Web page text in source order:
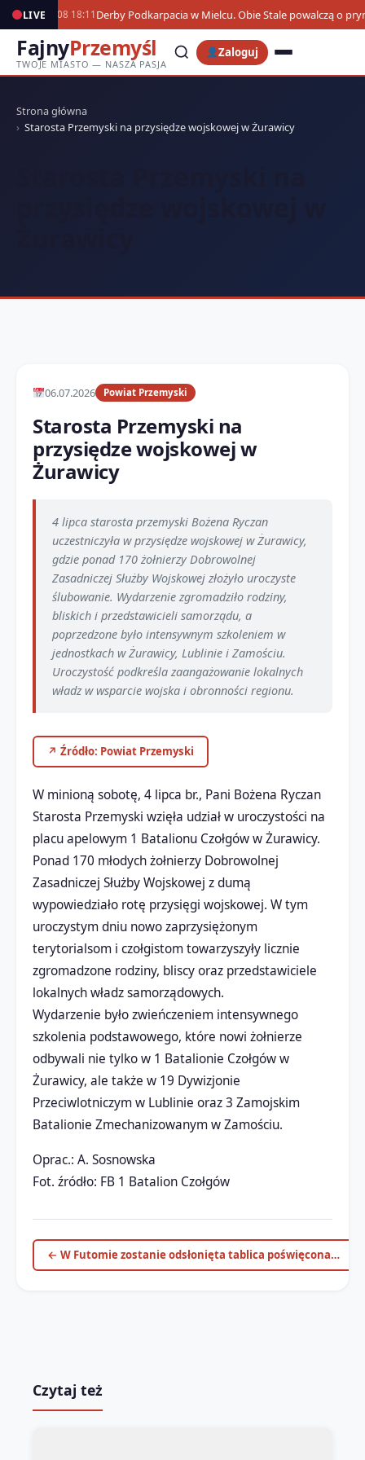
LIVE07.08 18:11 Derby Podkarpacia w Mielcu. Obie Stale powalczą o
FajnyPrzemyśl
TWOJE MIASTO — NASZA PASJA
Zaloguj
Strona główna
Starosta Przemyski na przysiędze wojskowej w Żurawicy
06.07.2026 Powiat Przemyski
Starosta Przemyski na
przysiędze wojskowej w
Żurawicy
4 lipca starosta przemyski Bożena Ryczan
uczestniczyła w przysiędze wojskowej w Żurawicy,
gdzie ponad 170 żołnierzy Dobrowolnej
Zasadniczej Służby Wojskowej złożyło uroczyste
ślubowanie. Wydarzenie zgromadziło rodziny,
bliskich i przedstawicieli samorządu, a
poprzedzone było intensywnym szkoleniem w
jednostkach w Żurawicy, Lublinie i Zamościu.
Uroczystość podkreśla zaangażowanie lokalnych
władz w wsparcie wojska i obronności regionu.
↗ Źródło: Powiat Przemyski
​W minioną sobotę, 4 lipca br., Pani Bożena Ryczan
Starosta Przemyski wzięła udział w uroczystości na
placu apelowym 1 Batalionu Czołgów w Żurawicy.
Ponad 170 młodych żołnierzy Dobrowolnej
Zasadniczej Służby Wojskowej z dumą
wypowiedziało rotę przysięgi wojskowej. W tym
uroczystym dniu nowo zaprzysiężonym
terytorialsom i czołgistom towarzyszyły licznie
zgromadzone rodziny, bliscy oraz przedstawiciele
lokalnych władz samorządowych.
​Wydarzenie było zwieńczeniem intensywnego
szkolenia podstawowego, które nowi żołnierze
odbywali nie tylko w 1 Batalionie Czołgów w
Żurawicy, ale także w 19 Dywizjonie
Przeciwlotniczym w Lublinie oraz 3 Zamojskim
Batalionie Zmechanizowanym w Zamościu.
Oprac.: A. Sosnowska
Fot. źródło: FB 1 Batalion Czołgów
← W Futomie zostanie odsłonięta tablica poświęcona…
Czytaj też